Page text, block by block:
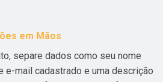
em Mãos
separe dados como seu nome
e-mail cadastrado e uma descrição